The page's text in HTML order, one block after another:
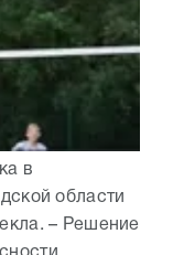
в
области
– Решение